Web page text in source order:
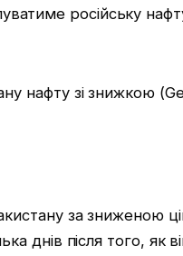
нафту зі знижкою
за зниженою
днів після того, як